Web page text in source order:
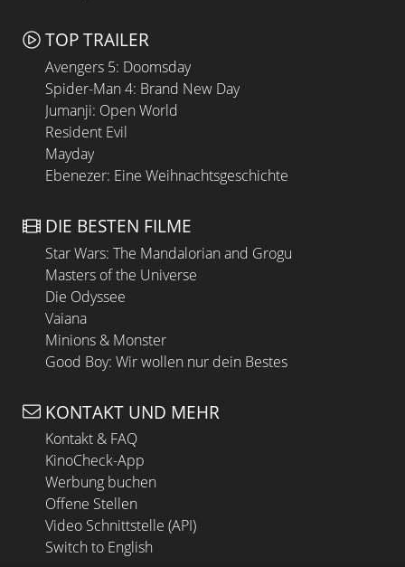
TOP TRAILER
Avengers 5: Doomsday
Spider-Man 4: Brand New Day
Jumanji: Open World
Resident Evil
Mayday
Ebenezer: Eine Weihnachtsgeschichte
DIE BESTEN FILME
Star Wars: The Mandalorian and Grogu
Masters of the Universe
Die Odyssee
Vaiana
Minions & Monster
Good Boy: Wir wollen nur dein Bestes
KONTAKT UND MEHR
Kontakt & FAQ
KinoCheck-App
Werbung buchen
Offene Stellen
Video Schnittstelle (API)
Switch to English